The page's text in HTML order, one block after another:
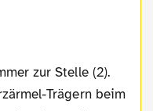
zur Stelle (2).